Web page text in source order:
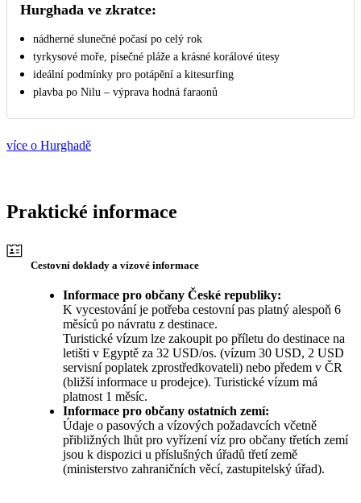
Hurghada ve zkratce:
nádherné slunečné počasí po celý rok
tyrkysové moře, písečné pláže a krásné korálové útesy
ideální podmínky pro potápění a kitesurfing
plavba po Nilu – výprava hodná faraonů
více o Hurghadě
Praktické informace
Cestovní doklady a vízové informace
Informace pro občany České republiky:
K vycestování je potřeba cestovní pas platný alespoň 6
měsíců po návratu z destinace.
Turistické vízum lze zakoupit po příletu do destinace na
letišti v Egyptě za 32 USD/os. (vízum 30 USD, 2 USD
servisní poplatek zprostředkovateli) nebo předem v ČR
(bližší informace u prodejce). Turistické vízum má
platnost 1 měsíc.
Informace pro občany ostatních zemí:
Údaje o pasových a vízových požadavcích včetně
přibližných lhůt pro vyřízení víz pro občany třetích zemí
jsou k dispozici u příslušných úřadů třetí země
(ministerstvo zahraničních věcí, zastupitelský úřad).